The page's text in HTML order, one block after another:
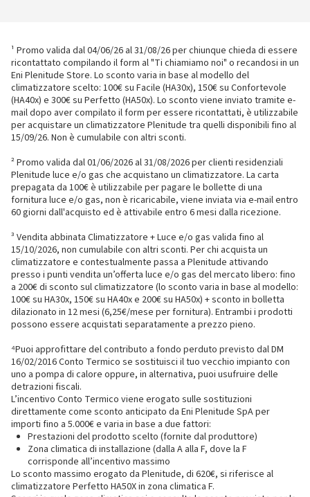
¹ Promo valida dal 04/06/26 al 31/08/26 per chiunque chieda di essere
ricontattato compilando il form al "Ti chiamiamo noi" o recandosi in un
Eni Plenitude Store. Lo sconto varia in base al modello del
climatizzatore scelto: 100€ su Facile (HA30x), 150€ su Confortevole
(HA40x) e 300€ su Perfetto (HA50x). Lo sconto viene inviato tramite e-
mail dopo aver compilato il form per essere ricontattati, è utilizzabile
per acquistare un climatizzatore Plenitude tra quelli disponibili fino al
15/09/26. Non è cumulabile con altri sconti.
² Promo valida dal 01/06/2026 al 31/08/2026 per clienti residenziali
Plenitude luce e/o gas che acquistano un climatizzatore. La carta
prepagata da 100€ è utilizzabile per pagare le bollette di una
fornitura luce e/o gas, non è ricaricabile, viene inviata via e-mail entro
60 giorni dall'acquisto ed è attivabile entro 6 mesi dalla ricezione.
³ Vendita abbinata Climatizzatore + Luce e/o gas valida fino al
15/10/2026, non cumulabile con altri sconti. Per chi acquista un
climatizzatore e contestualmente passa a Plenitude attivando
presso i punti vendita un’offerta luce e/o gas del mercato libero: fino
a 200€ di sconto sul climatizzatore (lo sconto varia in base al modello:
100€ su HA30x, 150€ su HA40x e 200€ su HA50x) + sconto in bolletta
dilazionato in 12 mesi (6,25€/mese per fornitura). Entrambi i prodotti
possono essere acquistati separatamente a prezzo pieno.
⁴Puoi approfittare del contributo a fondo perduto previsto dal DM
16/02/2016 Conto Termico se sostituisci il tuo vecchio impianto con
uno a pompa di calore oppure, in alternativa, puoi usufruire delle
detrazioni fiscali.
L’incentivo Conto Termico viene erogato sulle sostituzioni
direttamente come sconto anticipato da Eni Plenitude SpA per
importi fino a 5.000€ e varia in base a due fattori:
Prestazioni del prodotto scelto (fornite dal produttore)
Zona climatica di installazione (dalla A alla F, dove la F
corrisponde all’incentivo massimo
Lo sconto massimo erogato da Plenitude, di 620€, si riferisce al
climatizzatore Perfetto HA50X in zona climatica F.